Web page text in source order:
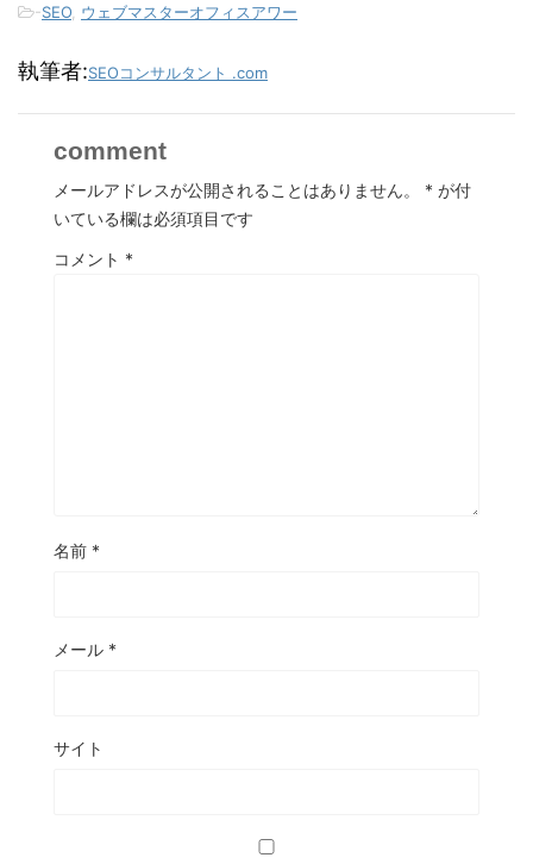
-SEO ウェブマスターオフィスアワー
執筆者:SEOコンサルタント .com
comment
メールアドレスが公開されることはありません。 * が付
いている欄は必須項目です
コメント *
名前 *
メール *
サイト